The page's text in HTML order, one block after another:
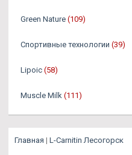
Green Nature (109)
Спортивные технологии (39)
Lipoic (58)
Muscle Milk (111)
Главная | L-Carnitin Лесогорск